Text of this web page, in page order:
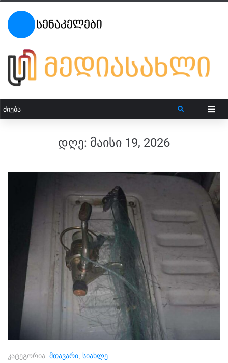
დღე: მაისი 19, 2026
კატეგორია: მთავარი სიახლე